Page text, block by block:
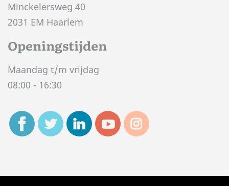
Minckelersweg 40
2031 EM Haarlem
Openingstijden
Maandag t/m vrijdag
08:00 - 16:30